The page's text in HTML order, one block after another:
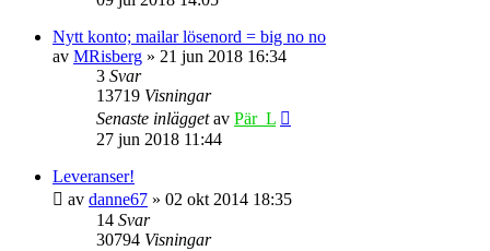
Nytt konto; mailar lösenord = big no no
av MRisberg » 21 jun 2018 16:34
3 Svar
13719 Visningar
Senaste inläggetav Pär_L
27 jun 2018 11:44
Leveranser!
av danne67 » 02 okt 2014 18:35
14 Svar
30794 Visningar